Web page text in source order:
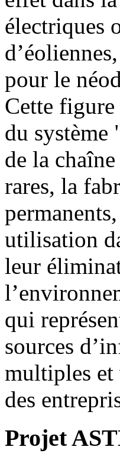
électriques
pour le
Cette
du système
de la
rares, la
utilisation
leur
qui
sources
multiples et
des
Projet